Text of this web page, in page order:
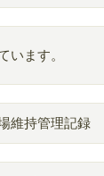
います。
維持管理記録